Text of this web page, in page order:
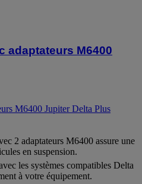
adaptateurs M6400
M6400 Jupiter Delta Plus
2 adaptateurs M6400 assure une
en suspension.
les systèmes compatibles Delta
à votre équipement.